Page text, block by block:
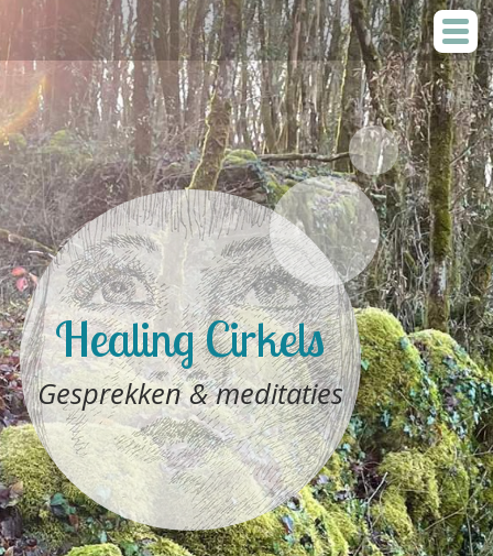
Healing Cirkels
Gesprekken & meditaties